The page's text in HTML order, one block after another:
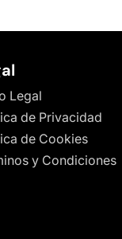
Legal
de Privacidad
de Cookies
y Condiciones